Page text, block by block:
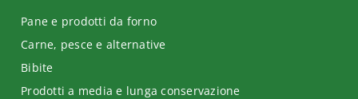
Pane e prodotti da forno
Carne, pesce e alternative
Bibite
Prodotti a media e lunga conservazione